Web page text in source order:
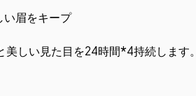
い眉をキープ
しい見た目を24時間*4持続します。